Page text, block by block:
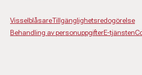
VisselblåsareTillgänglighetsredogörelse
Behandling av personuppgifterE-tjänsten